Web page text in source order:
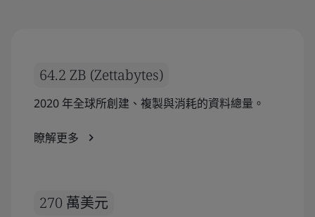
64.2 ZB (Zettabytes)
2020 年全球所創建、複製與消耗的資料總量。
瞭解更多
270 萬美元